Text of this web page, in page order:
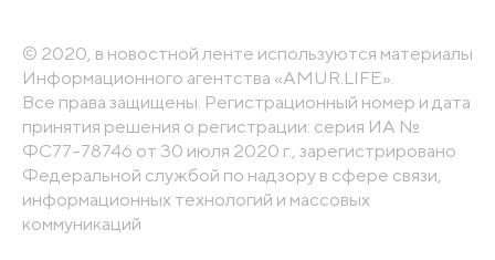
© 2020, в новостной ленте используются материалы
Информационного агентства «AMUR.LIFE».
Все права защищены. Регистрационный номер и дата
принятия решения о регистрации: серия ИА №
ФС77-78746 от 30 июля 2020 г., зарегистрировано
Федеральной службой по надзору в сфере связи,
информационных технологий и массовых
коммуникаций